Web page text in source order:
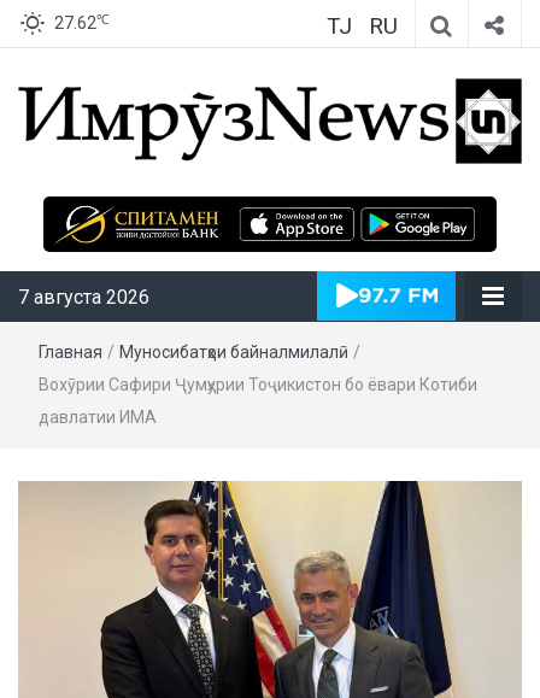
27.62℃ TJ RU
ИмрӯзNews
7 августа 2026
Главная / Муносибатҳои байналмилалӣ /
Вохӯрии Сафири Ҷумҳурии Тоҷикистон бо ёвари Котиби
давлатии ИМА